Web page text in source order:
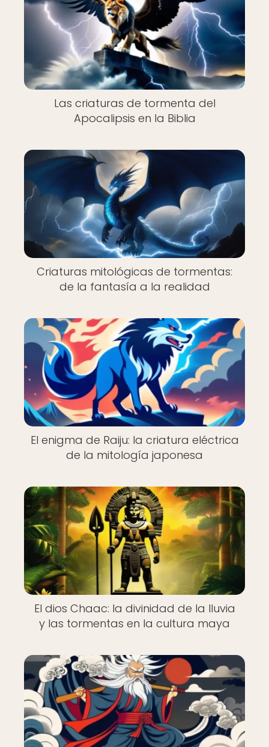
Las criaturas de tormenta del
Apocalipsis en la Biblia
Criaturas mitológicas de tormentas:
de la fantasía a la realidad
El enigma de Raiju: la criatura eléctrica
de la mitología japonesa
El dios Chaac: la divinidad de la lluvia
y las tormentas en la cultura maya